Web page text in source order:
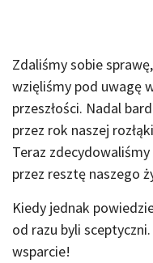
Zdaliśmy sobie
wzięliśmy pod uwagę
przeszłości. Nadal
przez rok naszej
Teraz
przez resztę naszego
Kiedy jednak
od razu byli
wsparcie!